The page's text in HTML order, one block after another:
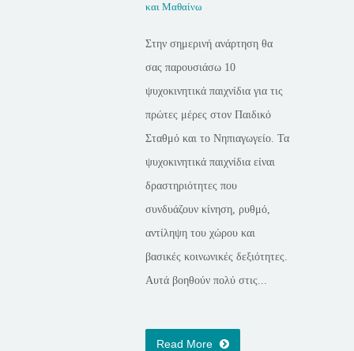
και Μαθαίνω
Στην σημερινή ανάρτηση θα
σας παρουσιάσω 10
ψυχοκινητικά παιχνίδια για τις
πρώτες μέρες στον Παιδικό
Σταθμό και το Νηπιαγωγείο. Τα
ψυχοκινητικά παιχνίδια είναι
δραστηριότητες που
συνδυάζουν κίνηση, ρυθμό,
αντίληψη του χώρου και
βασικές κοινωνικές δεξιότητες.
Αυτά βοηθούν πολύ στις...
Read More